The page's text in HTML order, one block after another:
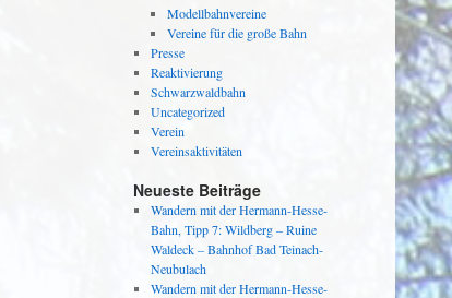
Modellbahnvereine
Vereine für die große Bahn
Presse
Reaktivierung
Schwarzwaldbahn
Uncategorized
Verein
Vereinsaktivitäten
Neueste Beiträge
Wandern mit der Hermann-Hesse-
Bahn, Tipp 7: Wildberg – Ruine
Waldeck – Bahnhof Bad Teinach-
Neubulach
Wandern mit der Hermann-Hesse-